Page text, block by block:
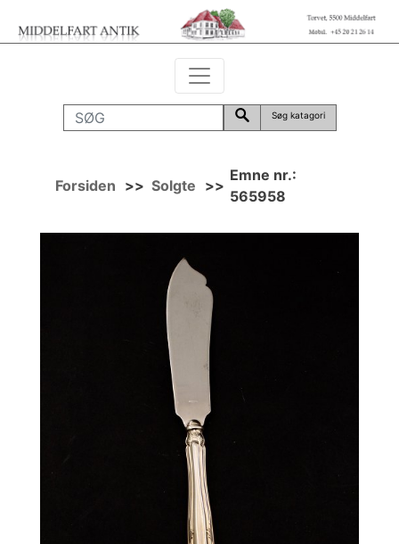
Søg katagori
Forsiden >> Solgte >>
Emne nr.:
565958